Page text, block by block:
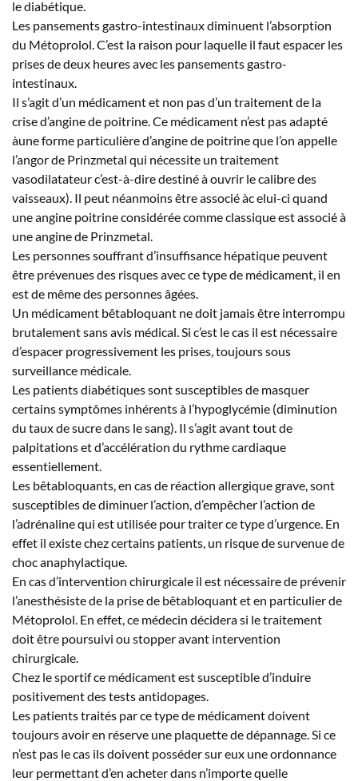
le diabétique.
Les pansements gastro-intestinaux diminuent l’absorption
du Métoprolol. C’est la raison pour laquelle il faut espacer les
prises de deux heures avec les pansements gastro-
intestinaux.
Il s’agit d’un médicament et non pas d’un traitement de la
crise d’angine de poitrine. Ce médicament n’est pas adapté
àune forme particulière d’angine de poitrine que l’on appelle
l’angor de Prinzmetal qui nécessite un traitement
vasodilatateur c’est-à-dire destiné à ouvrir le calibre des
vaisseaux). Il peut néanmoins être associé àc elui-ci quand
une angine poitrine considérée comme classique est associé à
une angine de Prinzmetal.
Les personnes souffrant d’insuffisance hépatique peuvent
être prévenues des risques avec ce type de médicament, il en
est de même des personnes âgées.
Un médicament bêtabloquant ne doit jamais être interrompu
brutalement sans avis médical. Si c’est le cas il est nécessaire
d’espacer progressivement les prises, toujours sous
surveillance médicale.
Les patients diabétiques sont susceptibles de masquer
certains symptômes inhérents à l’hypoglycémie (diminution
du taux de sucre dans le sang). Il s’agit avant tout de
palpitations et d’accélération du rythme cardiaque
essentiellement.
Les bêtabloquants, en cas de réaction allergique grave, sont
susceptibles de diminuer l’action, d’empêcher l’action de
l’adrénaline qui est utilisée pour traiter ce type d’urgence. En
effet il existe chez certains patients, un risque de survenue de
choc anaphylactique.
En cas d’intervention chirurgicale il est nécessaire de prévenir
l’anesthésiste de la prise de bêtabloquant et en particulier de
Métoprolol. En effet, ce médecin décidera si le traitement
doit être poursuivi ou stopper avant intervention
chirurgicale.
Chez le sportif ce médicament est susceptible d’induire
positivement des tests antidopages.
Les patients traités par ce type de médicament doivent
toujours avoir en réserve une plaquette de dépannage. Si ce
n’est pas le cas ils doivent posséder sur eux une ordonnance
leur permettant d’en acheter dans n’importe quelle